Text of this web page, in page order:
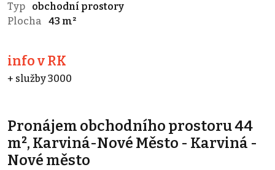
Typ
obchodní prostory
Plocha
43 m²
info v RK
+ služby 3000
Pronájem obchodního prostoru 44
m², Karviná-Nové Město - Karviná -
Nové město